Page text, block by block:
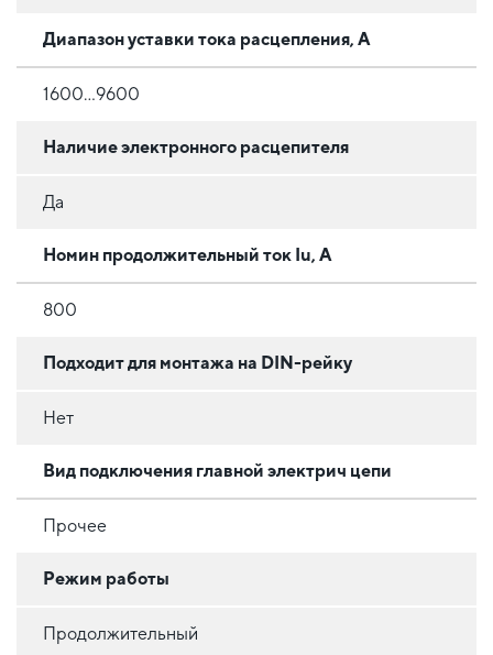
Диапазон уставки тока расцепления, А
1600...9600
Наличие электронного расцепителя
Да
Номин продолжительный ток Iu, А
800
Подходит для монтажа на DIN-рейку
Нет
Вид подключения главной электрич цепи
Прочее
Режим работы
Продолжительный